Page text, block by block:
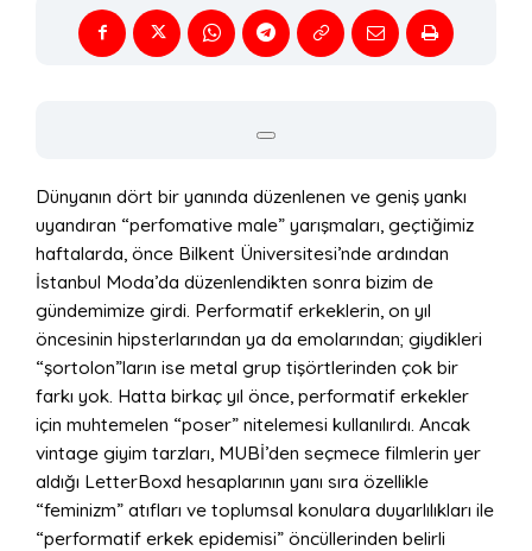
Dünyanın dört bir yanında düzenlenen ve geniş yankı
uyandıran “perfomative male” yarışmaları, geçtiğimiz
haftalarda, önce Bilkent Üniversitesi’nde ardından
İstanbul Moda’da düzenlendikten sonra bizim de
gündemimize girdi. Performatif erkeklerin, on yıl
öncesinin hipsterlarından ya da emolarından; giydikleri
“şortolon”ların ise metal grup tişörtlerinden çok bir
farkı yok. Hatta birkaç yıl önce, performatif erkekler
için muhtemelen “poser” nitelemesi kullanılırdı. Ancak
vintage giyim tarzları, MUBİ’den seçmece filmlerin yer
aldığı LetterBoxd hesaplarının yanı sıra özellikle
“feminizm” atıfları ve toplumsal konulara duyarlılıkları ile
“performatif erkek epidemisi” öncüllerinden belirli